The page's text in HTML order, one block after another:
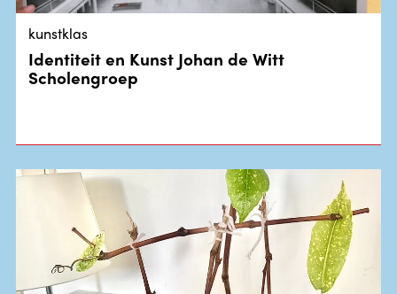
kunstklas
Identiteit en Kunst Johan de Witt
Scholengroep